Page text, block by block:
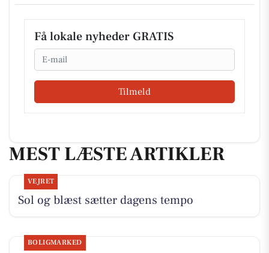
Få lokale nyheder GRATIS
Email
Tilmeld
MEST LÆSTE ARTIKLER
VEJRET
Sol og blæst sætter dagens tempo
BOLIGMARKED